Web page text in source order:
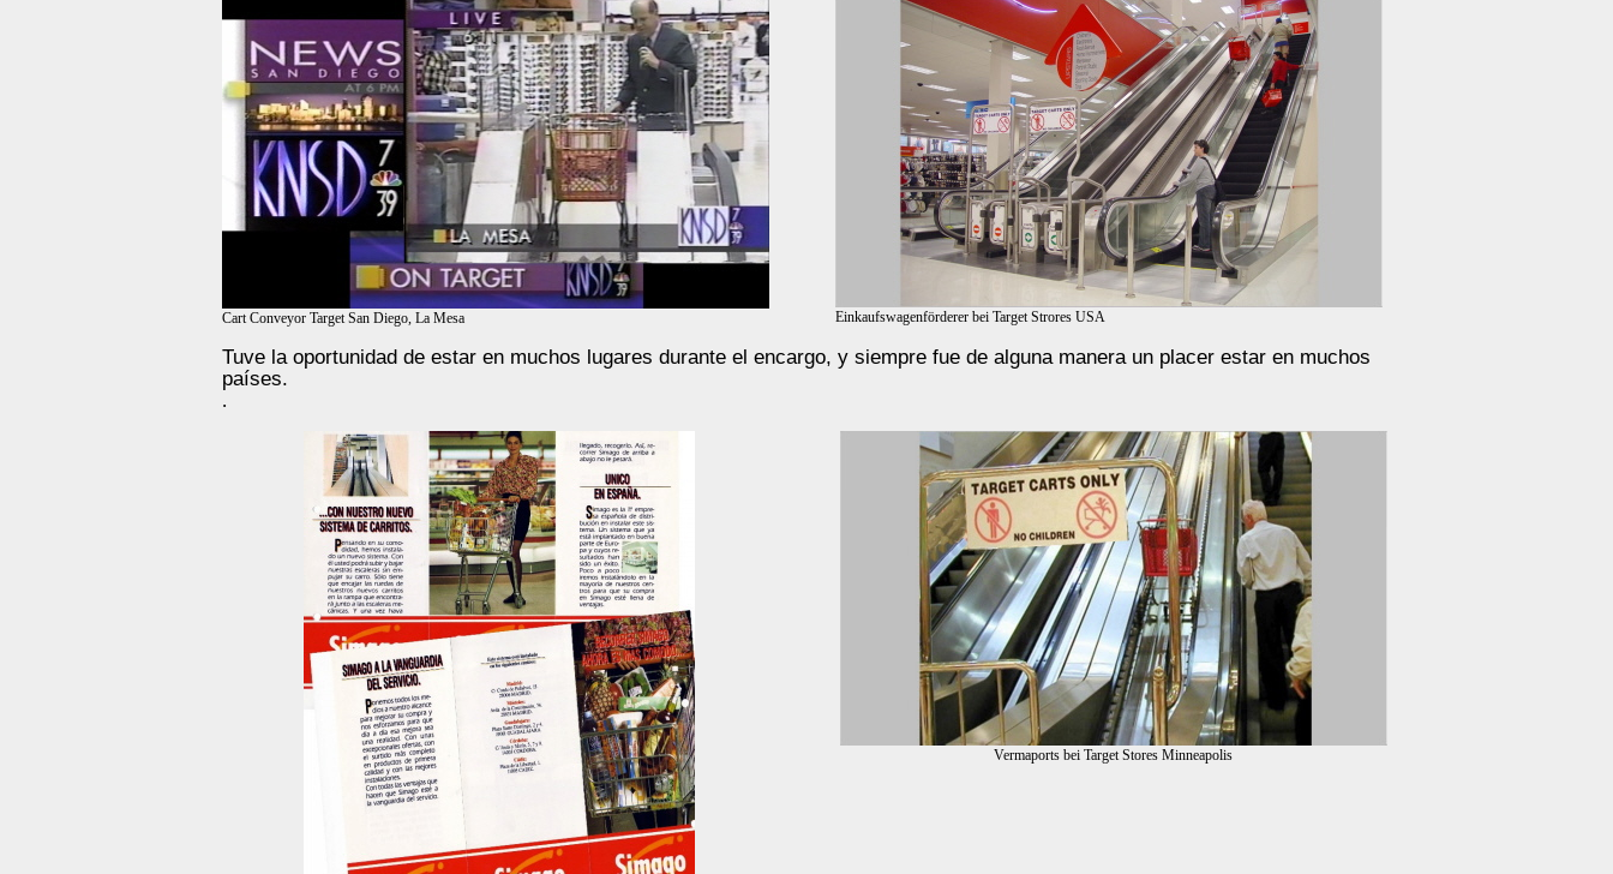
Cart Conveyor Target San Diego, La Mesa Einkaufswagenförderer bei Target Strores USA
Tuve la oportunidad de estar en muchos lugares durante el encargo, y siempre fue de alguna manera un placer estar en muchos
países.
.
Vermaports bei Target Stores Minneapolis